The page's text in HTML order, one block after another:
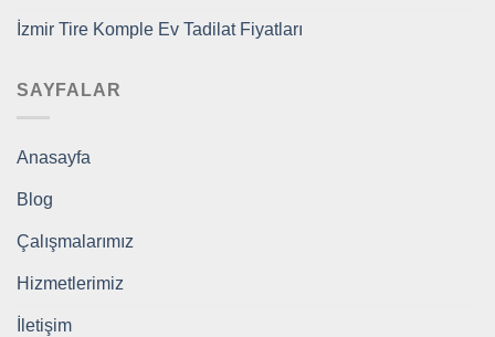
İzmir Tire Komple Ev Tadilat Fiyatları
SAYFALAR
Anasayfa
Blog
Çalışmalarımız
Hizmetlerimiz
İletişim